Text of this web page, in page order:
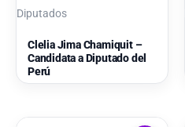
Diputados
Clelia Jima Chamiquit –
Candidata a Diputado del
Perú